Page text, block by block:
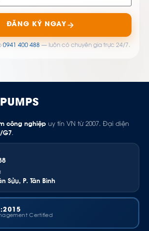
ĐĂNG KÝ NGAY
0941 400 488— luôn có chuyên gia trực 24/7.
công nghiệp uy tín VN từ 2007. Đại diện
G7.
Sửu, P. Tân Bình
Certified